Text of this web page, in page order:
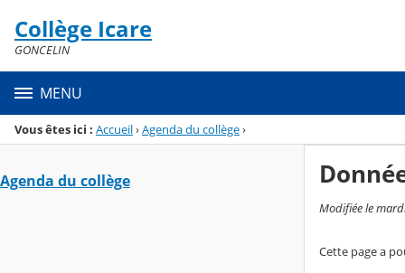
Menu de la rubrique
Contenu
Collège Icare
GONCELIN
MENU
Vous êtes ici : Accueil›Agenda du collège›
Agenda du collège
Modifiée le
Cette page a